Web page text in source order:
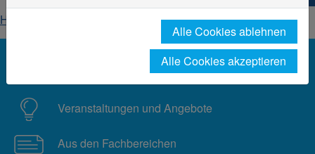
Home
Cliffnotes 2025 | KW 48
Aus der Hochschule
Veranstaltungen und Angebote
Aus den Fachbereichen
Alle Cookies ablehnen
Alle Cookies akzeptieren